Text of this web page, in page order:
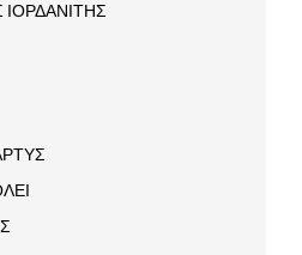
ΙΟΡΔΑΝΙΤΗΣ